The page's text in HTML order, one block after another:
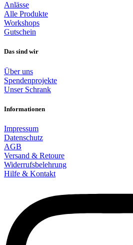
Anlässe
Alle Produkte
Workshops
Gutschein
Das sind wir
Über uns
Spendenprojekte
Unser Schrank
Informationen
Impressum
Datenschutz
AGB
Versand & Retoure
Widerrufsbelehrung
Hilfe & Kontakt